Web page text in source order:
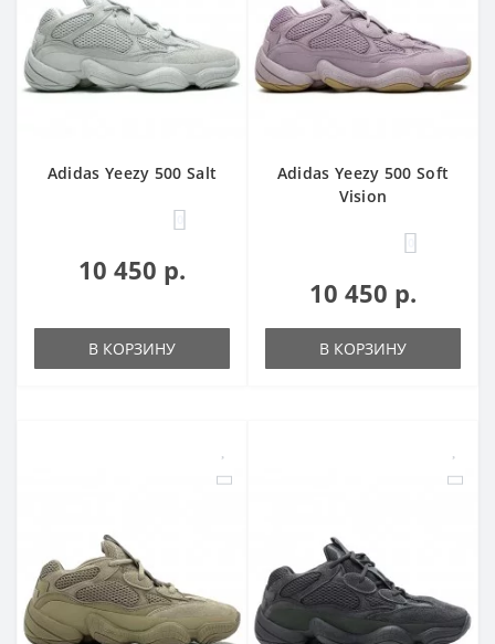
Adidas Yeezy 500 Salt
10 450 р.
В КОРЗИНУ
Adidas Yeezy 500 Soft
Vision
10 450 р.
В КОРЗИНУ